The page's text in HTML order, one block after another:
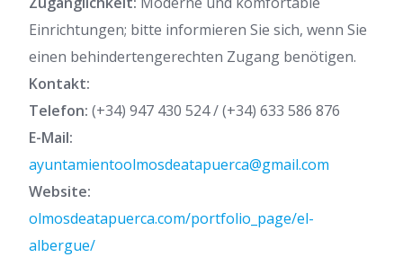
Einrichtungen; bitte informieren Sie sich, wenn Sie
einen behindertengerechten Zugang benötigen.
Kontakt:
Telefon: (+34) 947 430 524 / (+34) 633 586 876
E-Mail:
ayuntamientoolmosdeatapuerca@gmail.com
Website:
olmosdeatapuerca.com/portfolio_page/el-
albergue/